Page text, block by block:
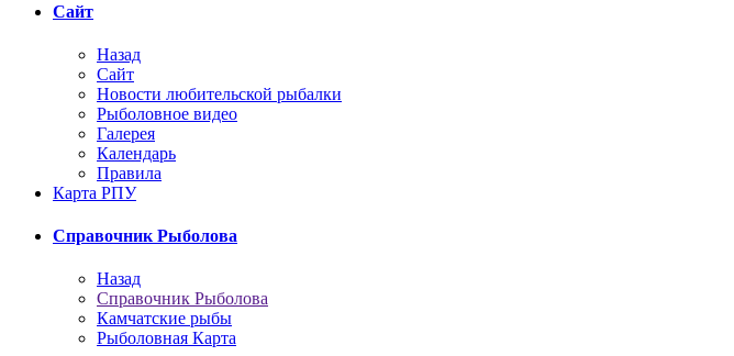
Сайт
Назад
Сайт
Новости любительской рыбалки
Рыболовное видео
Галерея
Календарь
Правила
Карта РПУ
Справочник Рыболова
Назад
Справочник Рыболова
Камчатские рыбы
Рыболовная Карта